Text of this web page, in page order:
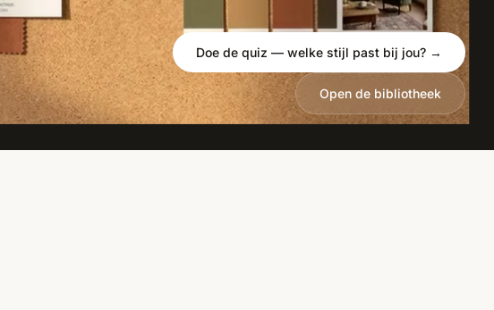
Doe de quiz — welke stijl past bij jou? →
Open de bibliotheek